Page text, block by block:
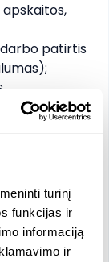
turinį
funkcijas ir
informaciją
ir
bei